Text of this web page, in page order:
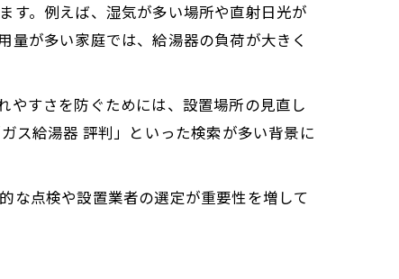
す。例えば、湿気が多い場所や直射日光が
が多い家庭では、給湯器の負荷が大きく
やすさを防ぐためには、設置場所の見直し
ス給湯器 評判」といった検索が多い背景に
な点検や設置業者の選定が重要性を増して